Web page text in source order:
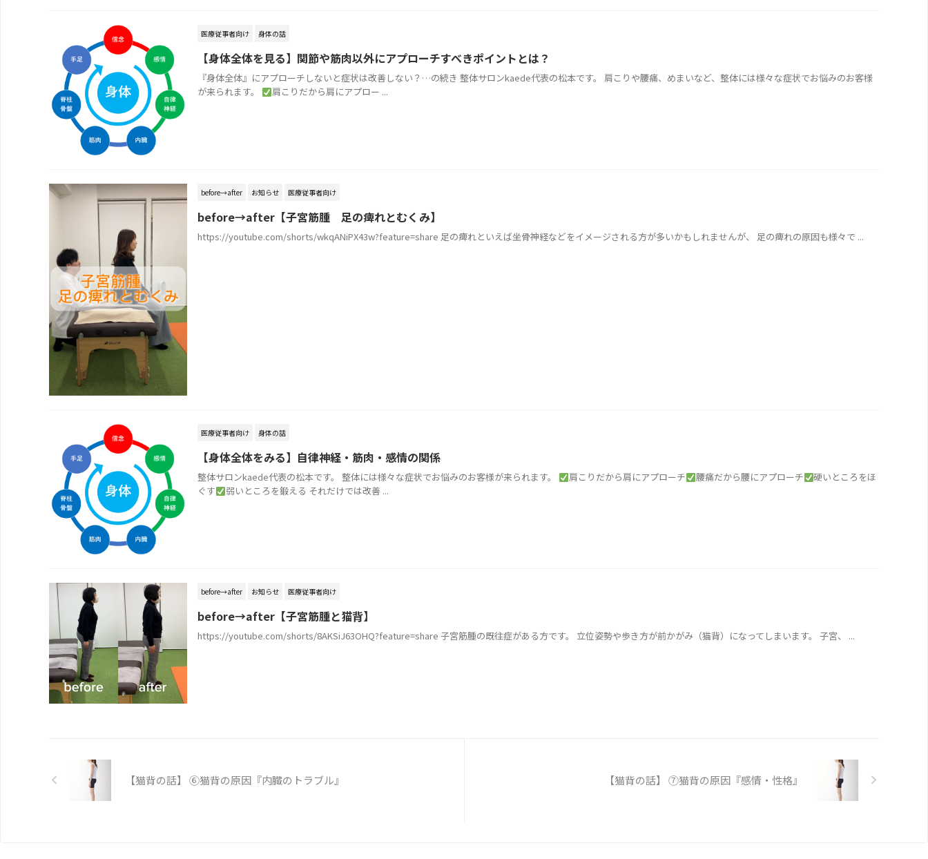
医療従事者向け 身体の話
【身体全体を見る】関節や筋肉以外にアプローチすべきポイントとは？
『身体全体』にアプローチしないと症状は改善しない？…の続き 整体サロンkaede代表の松本です。 肩こりや腰痛、めまいなど、整体には様々な症状でお悩みのお客様
が来られます。
肩こりだから肩にアプロー ...
before→after お知らせ 医療従事者向け
before→after【子宮筋腫 足の痺れとむくみ】
https://youtube.com/shorts/wkqANiPX43w?feature=share 足の痺れといえば坐骨神経などをイメージされる方が多いかもしれませんが、 足の痺れの原因も様々で ...
医療従事者向け 身体の話
【身体全体をみる】自律神経・筋肉・感情の関係
整体サロンkaede代表の松本です。 整体には様々な症状でお悩みのお客様が来られます。 肩こりだから肩にアプローチ 腰痛だから腰にアプローチ
硬いところをほ
ぐす
弱いところを鍛える それだけでは改善 ...
before→after お知らせ 医療従事者向け
before→after【子宮筋腫と猫背】
https://youtube.com/shorts/8AKSiJ63OHQ?feature=share 子宮筋腫の既往症がある方です。 立位姿勢や歩き方が前かがみ（猫背）になってしまいます。 子宮、 ...
【猫背の話】 ⑥猫背の原因『内臓のトラブル』 【猫背の話】 ⑦猫背の原因『感情・性格』